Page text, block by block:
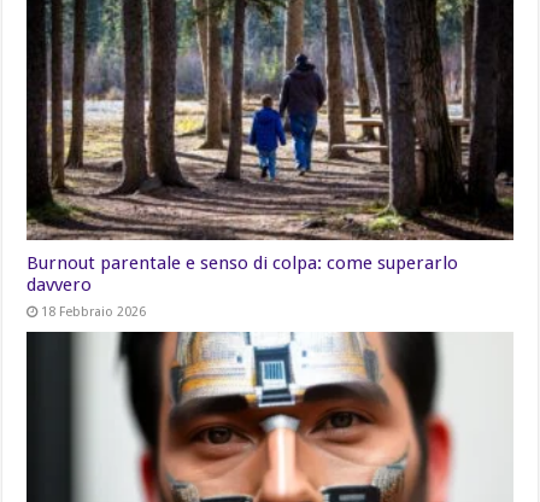
Burnout parentale e senso di colpa: come superarlo
davvero
18 Febbraio 2026